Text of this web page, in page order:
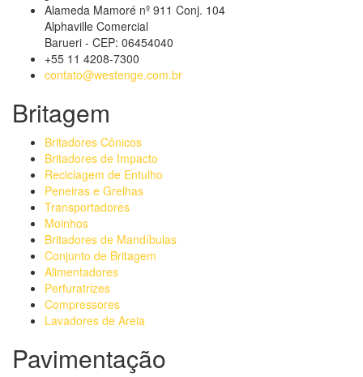
Alameda Mamoré nº 911 Conj. 104
Alphaville Comercial
Barueri - CEP: 06454040
+55 11 4208-7300
contato@westenge.com.br
Britagem
Britadores Cônicos
Britadores de Impacto
Reciclagem de Entulho
Peneiras e Grelhas
Transportadores
Moinhos
Britadores de Mandíbulas
Conjunto de Britagem
Alimentadores
Perfuratrizes
Compressores
Lavadores de Areia
Pavimentação